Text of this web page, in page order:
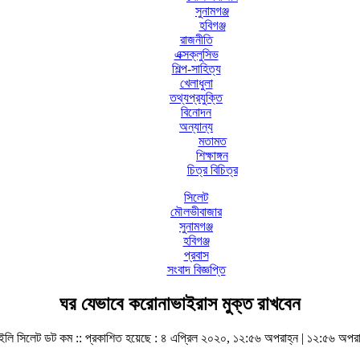
সুনামগঞ্জ
হবিগঞ্জ
রাজনীতি
এক্সক্লুসিভ
শিল্প-সাহিত্য
খেলাধুলা
তথ্যপ্রযুক্তি
বিনোদন
অন্যান্য
মতামত
শিক্ষাঙ্গন
চিত্র বিচিত্র
সিলেট
মৌলভীবাজার
সুনামগঞ্জ
হবিগঞ্জ
প্রবাস
সংবাদ বিজ্ঞপ্তি
ঘর যেভাবে করোনাভাইরাস মুক্ত রাখবেন
সিলেট ডট কম ::প্রকাশিত হয়েছে : ৪ এপ্রিল ২০২০, ১২:৫৬ অপরাহ্ন | ১২:৫৬